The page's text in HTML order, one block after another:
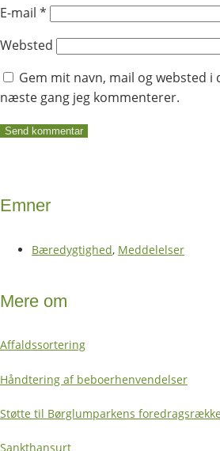
E-mail *
Websted
Gem mit navn, mail og websted i
næste gang jeg kommenterer.
Emner
Bæredygtighed, Meddelelser
Mere om
Affaldssortering
Håndtering af beboerhenvendelser
Støtte til Børglumparkens
Sankthansurt